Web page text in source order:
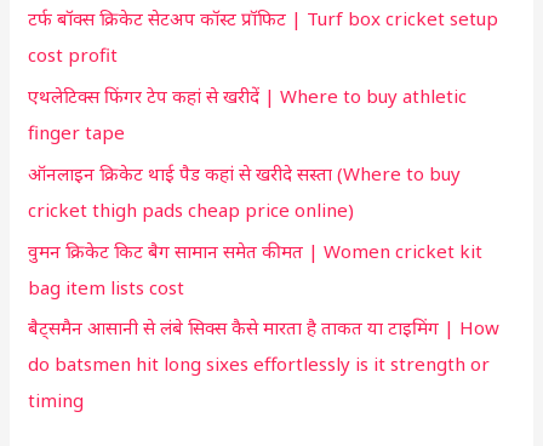
f
o
r
:
टर्फ बॉक्स क्रिकेट सेटअप कॉस्ट प्रॉफिट | Turf box cricket setup
cost profit
एथलेटिक्स फिंगर टेप कहां से खरीदें | Where to buy athletic
finger tape
ऑनलाइन क्रिकेट थाई पैड कहां से खरीदे सस्ता (Where to buy
cricket thigh pads cheap price online)
वुमन क्रिकेट किट बैग सामान समेत कीमत | Women cricket kit
bag item lists cost
बैट्समैन आसानी से लंबे सिक्स कैसे मारता है ताकत या टाइमिंग | How
do batsmen hit long sixes effortlessly is it strength or
timing
t
f
o
r